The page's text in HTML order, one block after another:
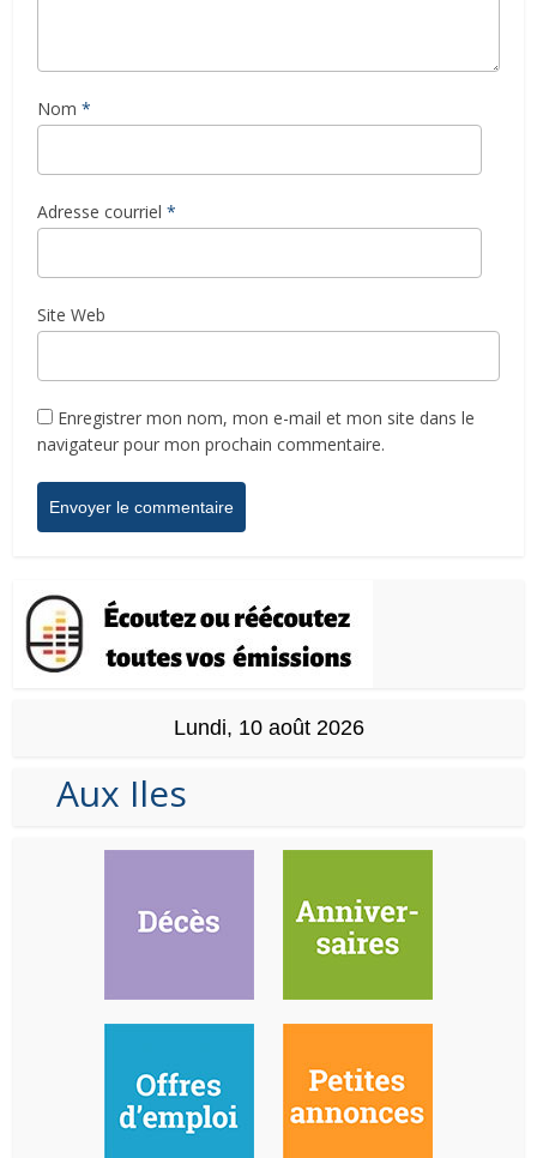
Nom *
Adresse courriel *
Site Web
Enregistrer mon nom, mon e-mail et mon site dans le
navigateur pour mon prochain commentaire.
Lundi, 10 août 2026
Aux Iles